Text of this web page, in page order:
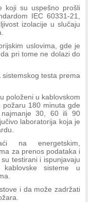
koji su uspešno prošli
IEC 60331-21,
izolacije u slučaju
uslovima, gde je
pri tome ne dolazi do
testa prema
položeni u kablovskom
požaru 180 minuta gde
najmanje 30, 60 ili 90
laboratorija koja je
na energetskim,
za prenos podataka i
testirani i ispunjavaju
sisteme u
i da može zadržati